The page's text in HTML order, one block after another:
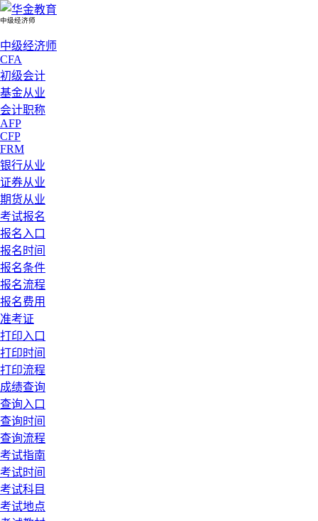
中级经济师
中级经济师
CFA
初级会计
基金从业
会计职称
AFP
CFP
FRM
银行从业
证券从业
期货从业
考试报名
报名入口
报名时间
报名条件
报名流程
报名费用
准考证
打印入口
打印时间
打印流程
成绩查询
查询入口
查询时间
查询流程
考试指南
考试时间
考试科目
考试地点